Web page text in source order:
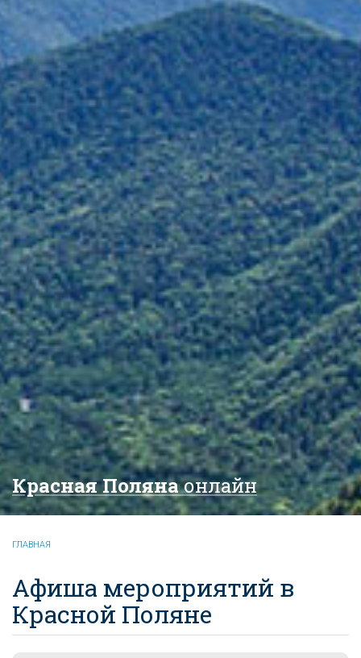
Красная Полянаонлайн
ГЛАВНАЯ
Афиша мероприятий в
Красной Поляне